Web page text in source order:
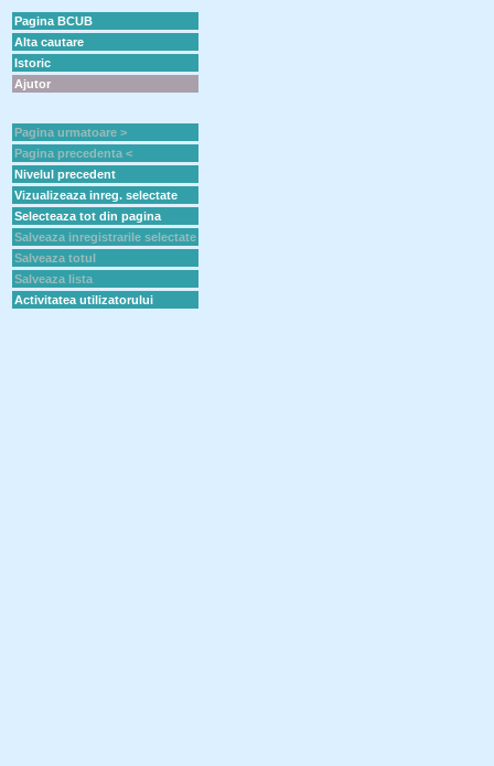
Pagina BCUB
Alta cautare
Istoric
Ajutor
Pagina urmatoare >
Pagina precedenta <
Nivelul precedent
Vizualizeaza inreg. selectate
Selecteaza tot din pagina
Salveaza inregistrarile selectate
Salveaza totul
Salveaza lista
Activitatea utilizatorului